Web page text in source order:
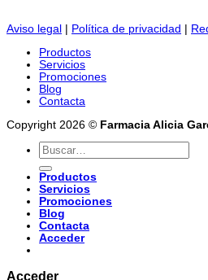
Aviso legal Política de privacidad
Productos
Servicios
Promociones
Blog
Contacta
Copyright 2026 © Farmacia Alicia
Buscar
por:
Productos
Servicios
Promociones
Blog
Contacta
Acceder
Acceder